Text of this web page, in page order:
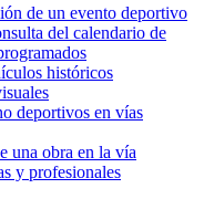
de un evento deportivo
del calendario de
históricos
deportivos en vías
una obra en la vía
y profesionales